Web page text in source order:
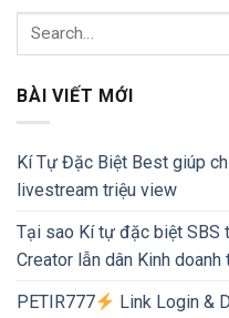
BÀI VIẾT MỚI
Kí Tự Đặc Biệt Best giúp
livestream triệu view
Tại sao Kí tự đặc biệt SBS
Creator lẫn dân Kinh doanh
PETIR777
Link Login &